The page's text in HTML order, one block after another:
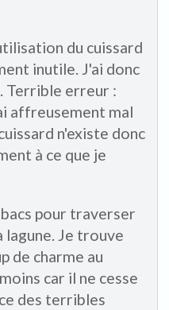
du cuissard
inutile. J'ai donc
Terrible erreur :
affreusement mal
n'existe donc
à ce que je
pour traverser
lagune. Je trouve
de charme au
car il ne cesse
des terribles